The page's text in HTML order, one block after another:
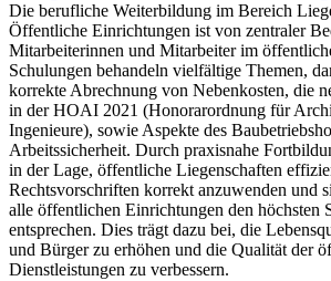
Die berufliche Weiterbildung im Bereich
Öffentliche Einrichtungen ist von zentraler
Mitarbeiterinnen und Mitarbeiter im
Schulungen behandeln vielfältige Themen,
korrekte Abrechnung von Nebenkosten, die
in der HOAI 2021 (Honorarordnung für
Ingenieure), sowie Aspekte des
Arbeitssicherheit. Durch praxisnahe
in der Lage, öffentliche Liegenschaften
Rechtsvorschriften korrekt anzuwenden und
alle öffentlichen Einrichtungen den höchsten
entsprechen. Dies trägt dazu bei, die
und Bürger zu erhöhen und die Qualität der
Dienstleistungen zu verbessern.